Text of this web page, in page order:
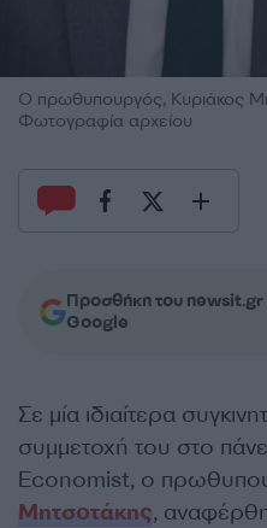
Ο πρωθυπουργός, Κυριάκος
Φωτογραφία αρχείου
Προσθήκη του newsit.gr
Google
Σε μία ιδιαίτερα
συμμετοχή του στο
Economist, ο
Μητσοτάκης,